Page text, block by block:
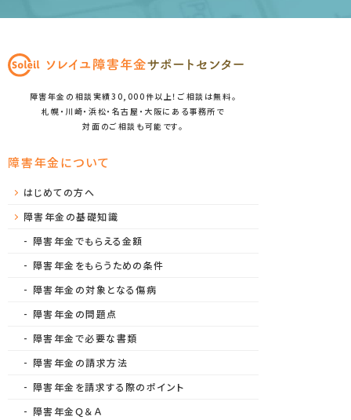
障害年金の相談実績30,000件以上！ご相談は無料。
札幌・川崎・浜松・名古屋・大阪にある事務所で
対面のご相談も可能です。
障害年金について
はじめての方へ
障害年金の基礎知識
障害年金でもらえる金額
障害年金をもらうための条件
障害年金の対象となる傷病
障害年金の問題点
障害年金で必要な書類
障害年金の請求方法
障害年金を請求する際のポイント
障害年金Ｑ＆Ａ